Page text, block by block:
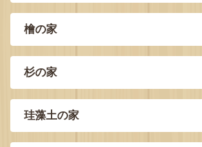
檜の家
杉の家
珪藻土の家